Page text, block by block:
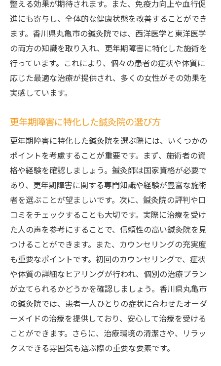
香川県丸亀市で体験できる鍼灸治療の魅力
鍼灸で更年期障害を克服する方法
更年期障害克服のための鍼灸療法
丸亀市の鍼灸院での治療ステップ
自宅でできる鍼灸治療との併用方法
鍼灸治療で更年期障害を乗り越えた体験談
順
鍼灸で更年期障害を克服するためのサポー
トガイド
丸亀市の鍼灸院で更年期症状を緩和
丸亀市の鍼灸院で得られる緩和効果
更年期症状を和らげるための鍼灸治療プラ
ン
鍼灸治療による更年期症状の改善事例
香川県丸亀市の鍼灸院で更年期障害に挑む
鍼灸院での治療が更年期症状に与える変化
丸亀市の鍼灸院で行う更年期障害治療の流
れ
鍼灸の力で更年期障害に立ち向かう
鍼灸の力で更年期障害を克服するための戦
略
整える効果が期待されます。また、免疫力向上や血行促
進にも寄与し、全体的な健康状態を改善することができ
ます。香川県丸亀市の鍼灸院では、西洋医学と東洋医学
の両方の知識を取り入れ、更年期障害に特化した施術を
行っています。これにより、個々の患者の症状や体質に
応じた最適な治療が提供され、多くの女性がその効果を
実感しています。
更年期障害に特化した鍼灸院の選び方
更年期障害に特化した鍼灸院を選ぶ際には、いくつかの
ポイントを考慮することが重要です。まず、施術者の資
格や経験を確認しましょう。鍼灸師は国家資格が必要で
あり、更年期障害に関する専門知識や経験が豊富な施術
者を選ぶことが望ましいです。次に、鍼灸院の評判や口
コミをチェックすることも大切です。実際に治療を受け
た人の声を参考にすることで、信頼性の高い鍼灸院を見
つけることができます。また、カウンセリングの充実度
も重要なポイントです。初回のカウンセリングで、症状
や体質の詳細なヒアリングが行われ、個別の治療プラン
が立てられるかどうかを確認しましょう。香川県丸亀市
の鍼灸院では、患者一人ひとりの症状に合わせたオーダ
ーメイドの治療を提供しており、安心して治療を受ける
ことができます。さらに、治療環境の清潔さや、リラッ
クスできる雰囲気も選ぶ際の重要な要素です。